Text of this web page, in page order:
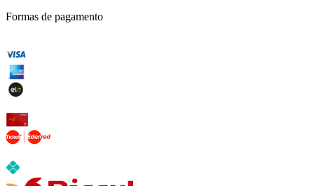
Formas de pagamento